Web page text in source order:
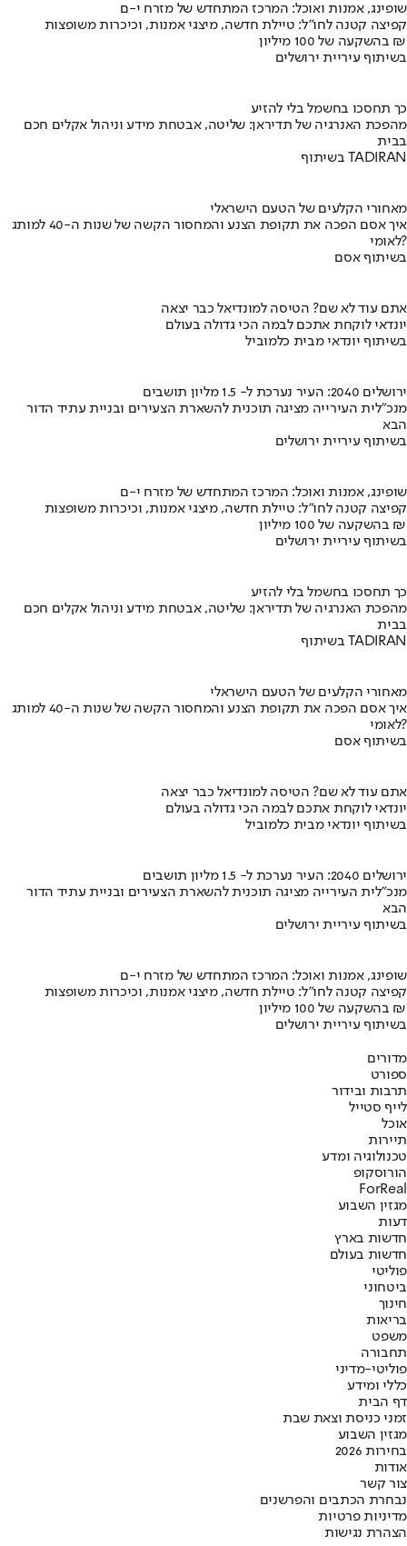
שופינג, אמנות ואוכל: המרכז המתחדש של מזרח י-ם
קפיצה קטנה לחו"ל: טיילת חדשה, מיצגי אמנות, וכיכרות משופצות
בהשקעה של 100 מיליון ₪
בשיתוף עיריית ירושלים
כך תחסכו בחשמל בלי להזיע
מהפכת האנרגיה של תדיראן: שליטה, אבטחת מידע וניהול אקלים חכם
בבית
בשיתוף TADIRAN
מאחורי הקלעים של הטעם הישראלי
איך אסם הפכה את תקופת הצנע והמחסור הקשה של שנות ה-40 למותג
לאומי?
בשיתוף אסם
אתם עוד לא שם? הטיסה למונדיאל כבר יצאה
יונדאי לוקחת אתכם לבמה הכי גדולה בעולם
בשיתוף יונדאי מבית כלמוביל
ירושלים 2040: העיר נערכת ל- 1.5 מליון תושבים
מנכ"לית העירייה מציגה תוכנית להשארת הצעירים ובניית עתיד הדור
הבא
בשיתוף עיריית ירושלים
שופינג, אמנות ואוכל: המרכז המתחדש של מזרח י-ם
קפיצה קטנה לחו"ל: טיילת חדשה, מיצגי אמנות, וכיכרות משופצות
בהשקעה של 100 מיליון ₪
בשיתוף עיריית ירושלים
כך תחסכו בחשמל בלי להזיע
מהפכת האנרגיה של תדיראן: שליטה, אבטחת מידע וניהול אקלים חכם
בבית
בשיתוף TADIRAN
מאחורי הקלעים של הטעם הישראלי
איך אסם הפכה את תקופת הצנע והמחסור הקשה של שנות ה-40 למותג
לאומי?
בשיתוף אסם
אתם עוד לא שם? הטיסה למונדיאל כבר יצאה
יונדאי לוקחת אתכם לבמה הכי גדולה בעולם
בשיתוף יונדאי מבית כלמוביל
ירושלים 2040: העיר נערכת ל- 1.5 מליון תושבים
מנכ"לית העירייה מציגה תוכנית להשארת הצעירים ובניית עתיד הדור
הבא
בשיתוף עיריית ירושלים
שופינג, אמנות ואוכל: המרכז המתחדש של מזרח י-ם
קפיצה קטנה לחו"ל: טיילת חדשה, מיצגי אמנות, וכיכרות משופצות
בהשקעה של 100 מיליון ₪
בשיתוף עיריית ירושלים
מדורים
ספורט
תרבות ובידור
לייף סטייל
אוכל
תיירות
טכנולוגיה ומדע
הורוסקופ
ForReal
מגזין השבוע
דעות
חדשות בארץ
חדשות בעולם
פוליטי
ביטחוני
חינוך
בריאות
משפט
תחבורה
פוליטי-מדיני
כללי ומידע
דף הבית
זמני כניסת וצאת שבת
מגזין השבוע
בחירות 2026
אודות
צור קשר
נבחרת הכתבים והפרשנים
מדיניות פרטיות
הצהרת נגישות